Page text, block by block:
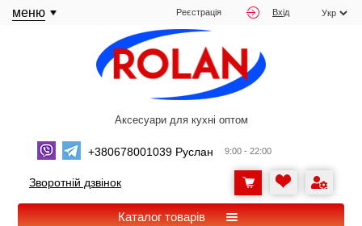
меню Реєстрація Вхід
Аксесуари для кухні оптом
+380678001039 Руслан 9:00 - 22:00
Зворотній дзвінок
Каталог товарів